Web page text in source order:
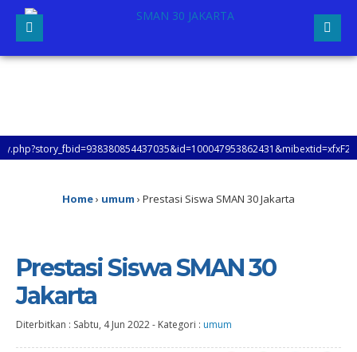
Home› umum › Prestasi Siswa SMAN 30 Jakarta
Prestasi Siswa SMAN 30
Jakarta
Diterbitkan : Sabtu, 4 Jun 2022- Kategori : umum